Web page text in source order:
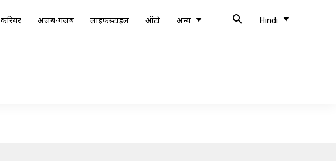
करियर अजब-गजब लाइफस्टाइल ऑटो अन्य Hindi